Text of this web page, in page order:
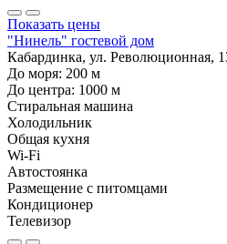
Показать цены
"Нинель" гостевой дом
Кабардинка, ул. Революционная,
До моря: 200 м
До центра: 1000 м
Стиральная машина
Холодильник
Общая кухня
Wi-Fi
Автостоянка
Размещение с питомцами
Кондиционер
Телевизор